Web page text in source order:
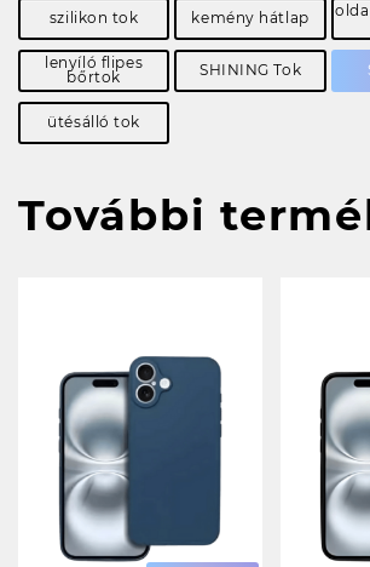
szilikon tok kemény hátlap
lenyíló flipes
bőrtok
SHINING Tok
ütésálló tok
További